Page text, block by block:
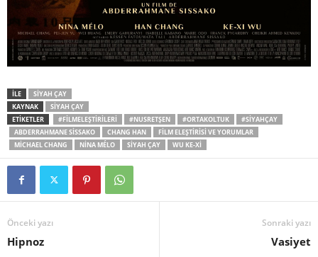
İLE
SIYAH ÇAY
KAYNAK
SIYAH ÇAY
ETİKETLER
#FILMELEŞTIRILERI #NUSRETŞEN #ORTAKOLTUK
#SIYAHÇAY
ABDERRAHMANE SISSAKO
CHANG HAN
FILM ELEŞTIRISI VE YORUMLAR
MICHAEL CHANG
NINA MÉLO SIYAH ÇAY WU KE-XI
Önceki yazı
Hipnoz
Sonraki yazı
Vasiyet